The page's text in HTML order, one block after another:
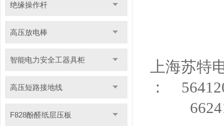
绝缘操作杆
高压放电棒
智能电力安全工器具柜
高压短路接地线
F828酚醛纸层压板
上海苏特
：